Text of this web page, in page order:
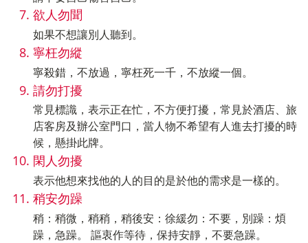
欲人勿聞
如果不想讓別人聽到。
寧枉勿縱
寧殺錯，不放過，寧枉死一千，不放縱一個。
請勿打擾
常見標識，表示正在忙，不方便打擾，常見於酒店、旅
店客房及辦公室門口，當人物不希望有人進去打擾的時
候，懸掛此牌。
閑人勿擾
表示他想來找他的人的目的是於他的需求是一樣的。
稍安勿躁
稍：稍微，稍稍，稍後安：徐緩勿：不要，別躁：煩
躁，急躁。 謳衷作等待，保持安靜，不要急躁。